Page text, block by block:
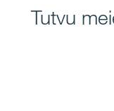
Tutvu